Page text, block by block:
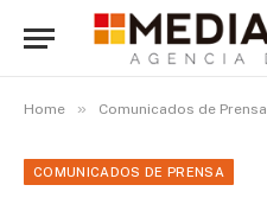
Home » Comunicados de Prensa
COMUNICADOS DE PRENSA